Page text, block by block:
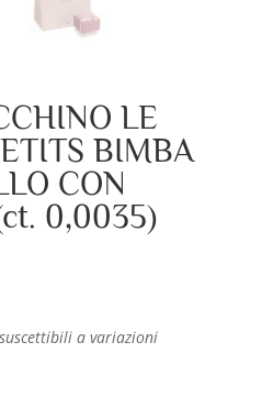
LE
BIMBA
CON
0,0035)
a variazioni